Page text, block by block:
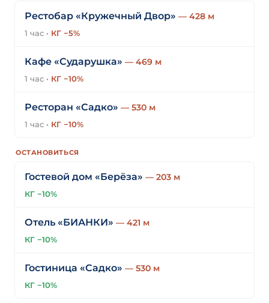
Рестобар «Кружечный Двор» — 428 м
1 час · КГ −5%
Кафе «Сударушка» — 469 м
1 час · КГ −10%
Ресторан «Садко» — 530 м
1 час · КГ −10%
ОСТАНОВИТЬСЯ
Гостевой дом «Берёза» — 203 м
КГ −10%
Отель «БИАНКИ» — 421 м
КГ −10%
Гостиница «Садко» — 530 м
КГ −10%